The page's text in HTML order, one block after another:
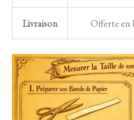
Livraison Offerte en